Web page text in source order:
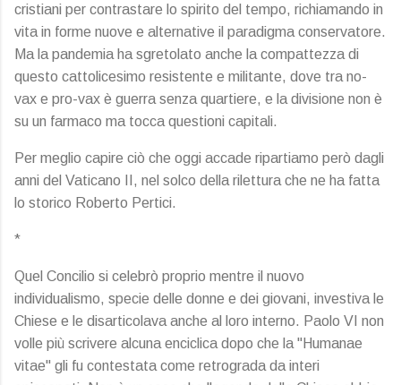
cristiani per contrastare lo spirito del tempo, richiamando in
vita in forme nuove e alternative il paradigma conservatore.
Ma la pandemia ha sgretolato anche la compattezza di
questo cattolicesimo resistente e militante, dove tra no-
vax e pro-vax è guerra senza quartiere, e la divisione non è
su un farmaco ma tocca questioni capitali.
Per meglio capire ciò che oggi accade ripartiamo però dagli
anni del Vaticano II, nel solco della rilettura che ne ha fatta
lo storico Roberto Pertici.
*
Quel Concilio si celebrò proprio mentre il nuovo
individualismo, specie delle donne e dei giovani, investiva le
Chiese e le disarticolava anche al loro interno. Paolo VI non
volle più scrivere alcuna enciclica dopo che la "Humanae
vitae" gli fu contestata come retrograda da interi